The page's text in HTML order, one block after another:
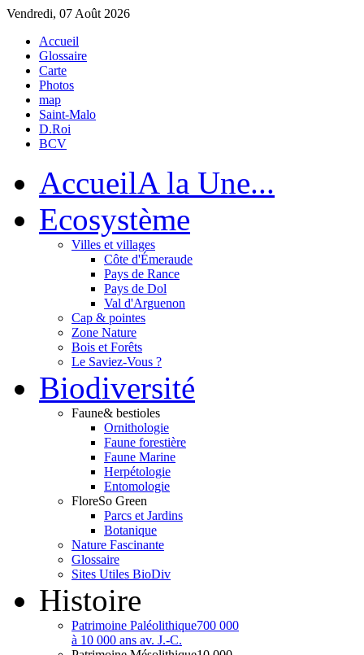
Vendredi, 07 Août 2026
Accueil
Glossaire
Carte
Photos
map
Saint-Malo
D.Roi
BCV
AccueilA la Une...
Ecosystème
Villes et villages
Côte d'Émeraude
Pays de Rance
Pays de Dol
Val d'Arguenon
Cap & pointes
Zone Nature
Bois et Forêts
Le Saviez-Vous ?
Biodiversité
Faune& bestioles
Ornithologie
Faune forestière
Faune Marine
Herpétologie
Entomologie
FloreSo Green
Parcs et Jardins
Botanique
Nature Fascinante
Glossaire
Sites Utiles BioDiv
Histoire
Patrimoine Paléolithique700 000
à 10 000 ans av. J.-C.